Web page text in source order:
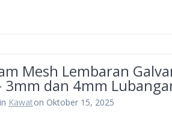
Mesh Lembaran
3mm dan 4mm
in Kawaton Oktober 15, 2025